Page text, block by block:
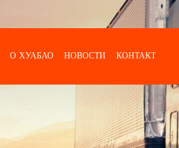
О ХУАБАО НОВОСТИ КОНТАКТ